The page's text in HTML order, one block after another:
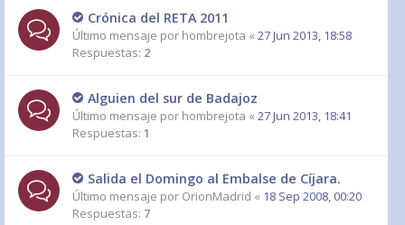
Crónica del RETA 2011
Último mensaje por hombrejota « 27 Jun 2013, 18:58
Respuestas: 2
Alguien del sur de Badajoz
Último mensaje por hombrejota « 27 Jun 2013, 18:41
Respuestas: 1
Salida el Domingo al Embalse de Cíjara.
Último mensaje por OrionMadrid « 18 Sep 2008, 00:20
Respuestas: 7